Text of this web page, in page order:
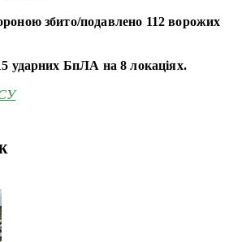
збито/подавлено 112 ворожих
ударних БпЛА на 8 локаціях.